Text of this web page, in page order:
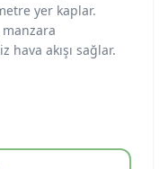
yer kaplar.
akışı sağlar.